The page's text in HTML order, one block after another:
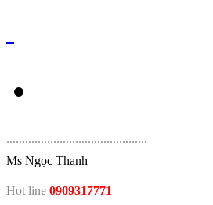
.............................................
Ms Ngọc Thanh
Hot line 0909317771